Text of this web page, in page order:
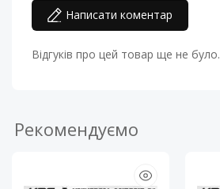
Написати коментар
Відгуків про цей товар ще не було.
Рекомендуємо